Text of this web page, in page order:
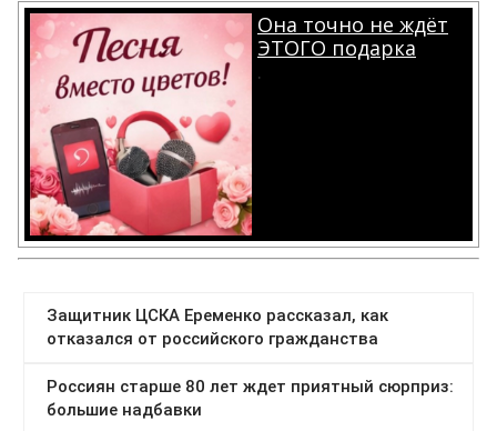
Она точно не ждёт
ЭТОГО подарка
.